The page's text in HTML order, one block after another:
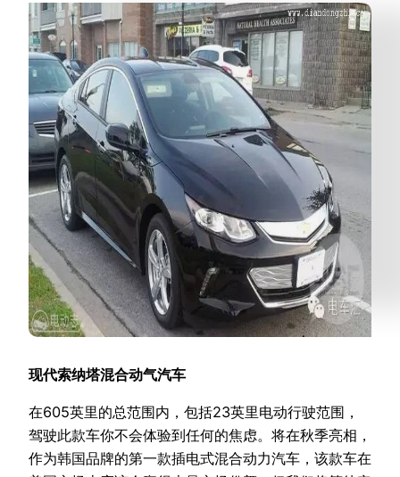
现代索纳塔混合动气汽车
在605英里的总范围内，包括23英里电动行驶范围，
驾驶此款车你不会体验到任何的焦虑。将在秋季亮相，
作为韩国品牌的第一款插电式混合动力汽车，该款车在